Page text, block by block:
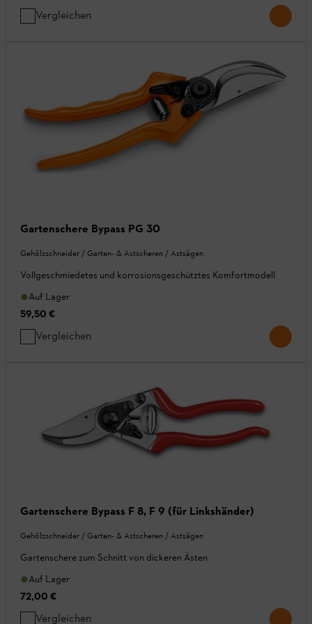
Vergleichen
Gartenschere Bypass PG 30
Gehölzschneider / Garten- & Astscheren / Astsägen
Vollgeschmiedetes und korrosionsgeschütztes Komfortmodell
Auf Lager
59,50 €
Vergleichen
Gartenschere Bypass F 8, F 9 (für Linkshänder)
Gehölzschneider / Garten- & Astscheren / Astsägen
Gartenschere zum Schnitt von dickeren Ästen
Auf Lager
72,00 €
Vergleichen